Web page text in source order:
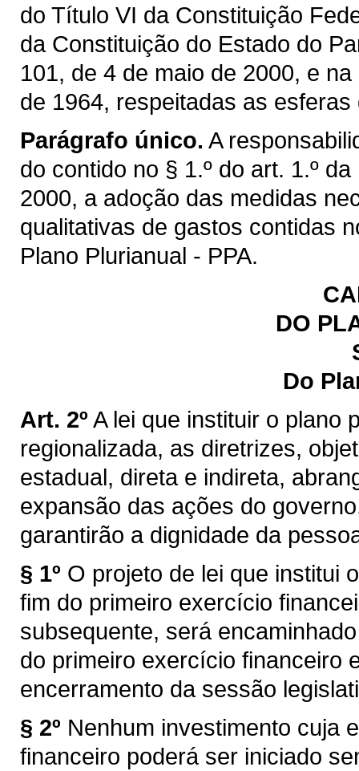
do Título VI da Constituição
da Constituição do Estado do
101, de 4 de maio de 2000, e
de 1964, respeitadas as
Parágrafo único. A
do contido no § 1.º do art. 1.º
2000, a adoção das medidas
qualitativas de gastos contidas
Plano Plurianual - PPA.
DO
Do
Art. 2º A lei que instituir o plano
regionalizada, as diretrizes,
estadual, direta e indireta,
expansão das ações do
garantirão a dignidade da
§ 1º O projeto de lei que institui
fim do primeiro exercício
subsequente, será
do primeiro exercício financeiro
encerramento da sessão
§ 2º Nenhum investimento cuja
financeiro poderá ser iniciado